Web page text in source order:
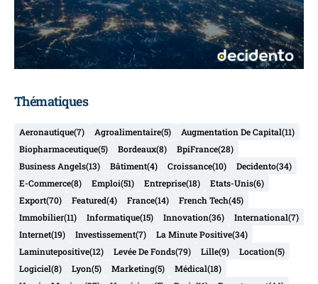
Thématiques
Aeronautique(7) Agroalimentaire(5) Augmentation De Capital(11)
Biopharmaceutique(5) Bordeaux(8) BpiFrance(28)
Business Angels(13) Bâtiment(4) Croissance(10) Decidento(34)
E-Commerce(8) Emploi(51) Entreprise(18) Etats-Unis(6)
Export(70) Featured(4) France(14) French Tech(45)
Immobilier(11) Informatique(15) Innovation(36) International(7)
Internet(19) Investissement(7) La Minute Positive(34)
Laminutepositive(12) Levée De Fonds(79) Lille(9) Location(5)
Logiciel(8) Lyon(5) Marketing(5) Médical(18)